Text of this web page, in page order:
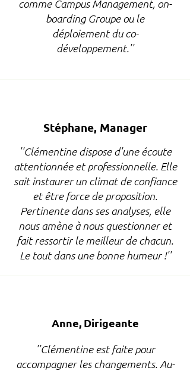
comme Campus Management, on-
boarding Groupe ou le
déploiement du co-
développement.''
Stéphane, Manager
''Clémentine dispose d'une écoute
attentionnée et professionnelle. Elle
sait instaurer un climat de confiance
et être force de proposition.
Pertinente dans ses analyses, elle
nous amène à nous questionner et
fait ressortir le meilleur de chacun.
Le tout dans une bonne humeur !''
Anne, Dirigeante
''Clémentine est faite pour
accompagner les changements. Au-